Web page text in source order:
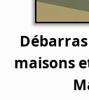
maisons